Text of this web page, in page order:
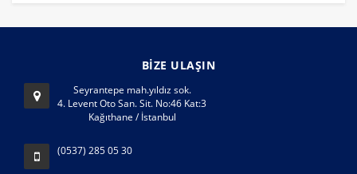
BİZE ULAŞIN
Seyrantepe mah.yıldız sok.
4. Levent Oto San. Sit. No:46 Kat:3
Kağıthane / İstanbul
(0537) 285 05 30